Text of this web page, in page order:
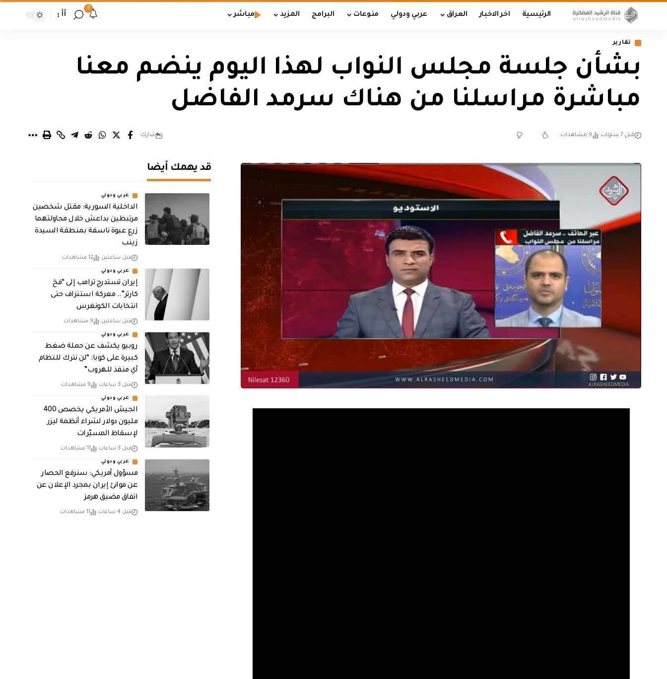
الرئيسية اخر الاخبار العراق عربي ودولي منوعات البرامج المزيد مباشر
9
أأ
تقارير
بشأن جلسة مجلس النواب لهذا اليوم ينضم معنا
مباشرة مراسلنا من هناك سرمد الفاضل
قبل 7 سنوات 9 مشاهدات شارك
قد يهمك أيضا
عربي ودولي
الداخلية السورية: مقتل شخصين
مرتبطين بداعش خلال محاولتهما
زرع عبوة ناسفة بمنطقة السيدة
زينب
قبل ساعتين 12 مشاهدات
عربي ودولي
إيران تستدرج ترامب إلى “فخ
كارتر”.. معركة استنزاف حتى
انتخابات الكونغرس
قبل ساعتين 9 مشاهدات
عربي ودولي
روبيو يكشف عن حملة ضغط
كبيرة على كوبا: “لن نترك للنظام
أي منفذ للهروب”
قبل 3 ساعات 9 مشاهدات
عربي ودولي
الجيش الأمريكي يخصص 400
مليون دولار لشراء أنظمة ليزر
لإسقاط المسيّرات
قبل 3 ساعات 11 مشاهدات
عربي ودولي
مسؤول أمريكي: سنرفع الحصار
عن موانئ إيران بمجرد الإعلان عن
اتفاق مضيق هرمز
قبل 4 ساعات 11 مشاهدات